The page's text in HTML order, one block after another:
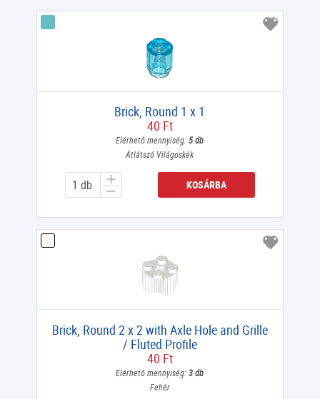
Brick, Round 1 x 1
40 Ft
Elérhető mennyiség:5 db
Átlátszó Világoskék
KOSÁRBA
Brick, Round 2 x 2 with Axle Hole and Grille
/ Fluted Profile
40 Ft
Elérhető mennyiség:3 db
Fehér